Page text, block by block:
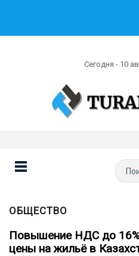
Сегодня - 10
ОБЩЕСТВО
Повышение НДС до
цены на жильё в